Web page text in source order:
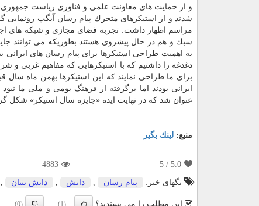
و از حمایت های معاونت علمی و فناوری ریاست جمهوری
شدند و از استیكرهای متحرك پیام رسان آیگپ رونمایی
مراسم اظهار داشت: تجربه فضای مجازی و شبكه های
سبك و هم در حال پیشروی هستند بطوریكه می توانند
به اهمیت طراحی استیكرها برای پیام رسان های ایرانی
دغدغه را داشتیم كه با استیكرهایی كه مفاهیم غربی و
برای ما طراحی نمایند كه این استیكرها بهمن ماه سال
ایرانی بودند اما برگرفته از فرهنگ بومی و ملی ما
عنوان شد كه در نهایت ایده «جایزه سال استیكر» شكل
منبع: لینك بگیر
5.0
/ 5
4883
تگهای خبر:
پیام رسان دانش دانش بنیان
این مطلب را می پسندید؟ (1)
(0)